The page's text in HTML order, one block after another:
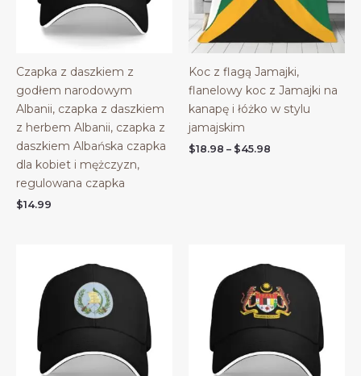
Czapka z daszkiem z
godłem narodowym
Albanii, czapka z daszkiem
z herbem Albanii, czapka z
daszkiem Albańska czapka
dla kobiet i mężczyzn,
regulowana czapka
$14.99
Koc z flagą Jamajki,
flanelowy koc z Jamajki na
kanapę i łóżko w stylu
jamajskim
$18.98 – $45.98